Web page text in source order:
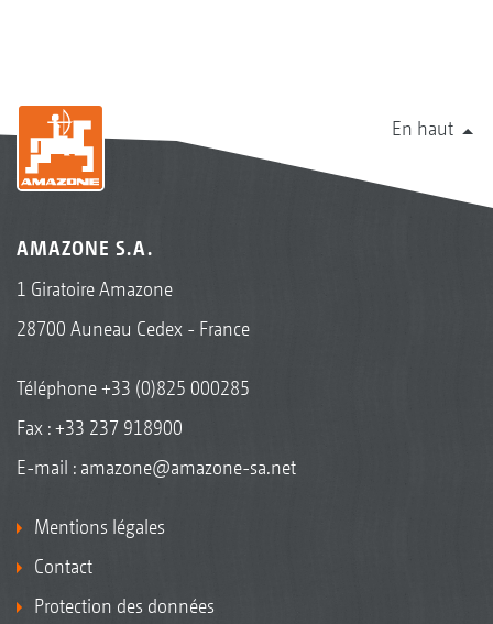
En haut
AMAZONE S.A.
1 Giratoire Amazone
28700 Auneau Cedex - France
Téléphone+33 (0)825 000285
Fax : +33 237 918900
E-mail : amazone@amazone-sa.net
Mentions légales
Contact
Protection des données